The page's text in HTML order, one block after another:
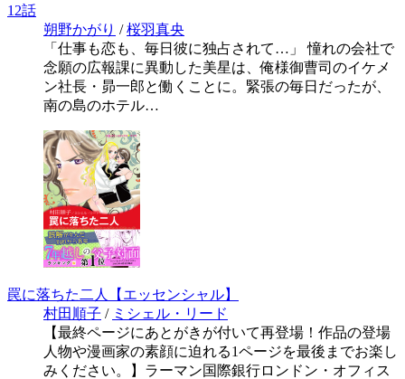
12話
朔野かがり /桜羽真央
「仕事も恋も、毎日彼に独占されて…」 憧れの会社で
念願の広報課に異動した美星は、俺様御曹司のイケメ
ン社長・昴一郎と働くことに。緊張の毎日だったが、
南の島のホテル…
罠に落ちた二人【エッセンシャル】
村田順子 / ミシェル・リード
【最終ページにあとがきが付いて再登場！作品の登場
人物や漫画家の素顔に迫れる1ページを最後までお楽し
みください。】ラーマン国際銀行ロンドン・オフィス